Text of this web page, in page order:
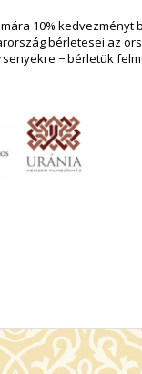
10% kedvezményt
bérletesei az
− bérletük